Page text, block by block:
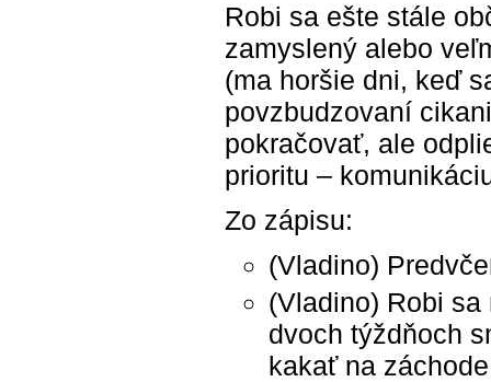
Robi sa ešte stále
zamyslený alebo
(ma horšie dni, keď
povzbudzovaní
pokračovať, ale
prioritu –
Zo zápisu:
(Vladino)
(Vladino) Robi
dvoch týždňoch
kakať na